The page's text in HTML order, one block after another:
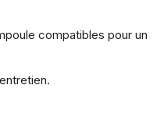
compatibles pour un